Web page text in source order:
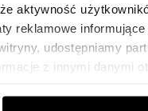
aktywność
reklamowe informujące
udostępniamy
z innymi danymi
się…